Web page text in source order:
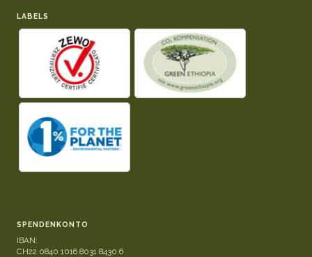
LABELS
SPENDENKONTO
IBAN:
CH22 0840 1016 8031 8430 6